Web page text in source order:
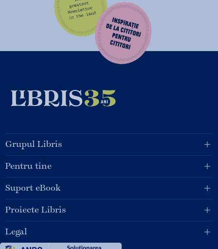
Grupul Libris
Pentru tine
Suport eBook
Proiecte Libris
Legal